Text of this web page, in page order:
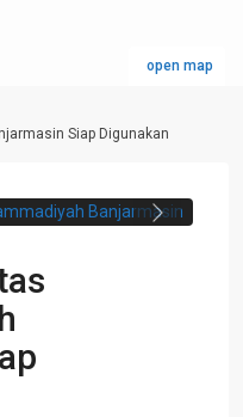
open map
Siap Digunakan
Next